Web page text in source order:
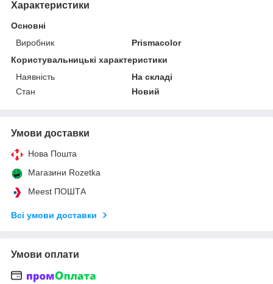
Характеристики
Основні
Виробник
Prismacolor
Користувальницькі характеристики
Наявність
На складі
Стан
Новий
Умови доставки
Нова Пошта
Магазини Rozetka
Meest ПОШТА
Всі умови доставки
Умови оплати